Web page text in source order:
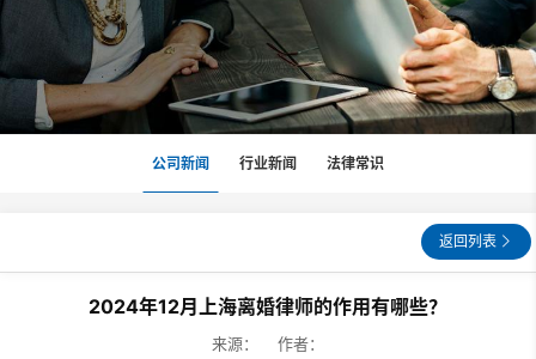
公司新闻 行业新闻 法律常识
返回列表
2024年12月上海离婚律师的作用有哪些？
来源： 作者：